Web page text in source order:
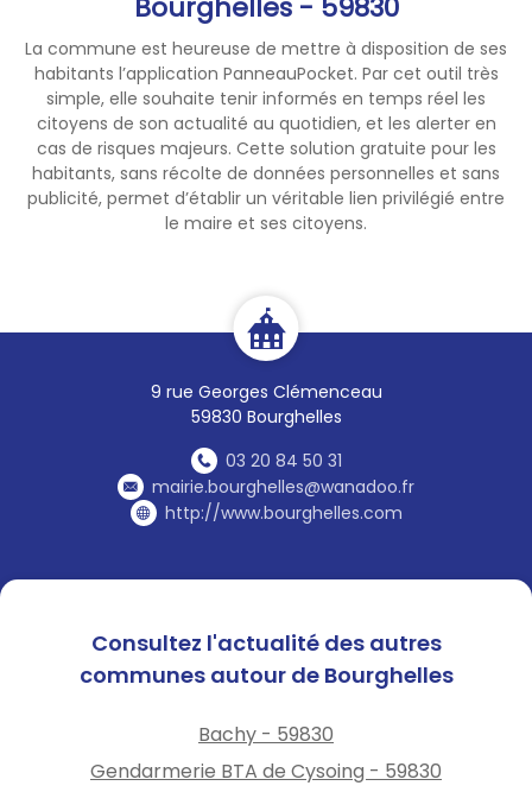
La commune est heureuse de mettre à disposition de ses
habitants l’application PanneauPocket. Par cet outil très
simple, elle souhaite tenir informés en temps réel les
citoyens de son actualité au quotidien, et les alerter en
cas de risques majeurs. Cette solution gratuite pour les
habitants, sans récolte de données personnelles et sans
publicité, permet d’établir un véritable lien privilégié entre
le maire et ses citoyens.
9 rue Georges Clémenceau
59830 Bourghelles
03 20 84 50 31
mairie.bourghelles@wanadoo.fr
http://www.bourghelles.com
articles L.324-4 et
D.324-15duCode du
tourisme
Si vous n'avez pas encore
effectué cette démarche,
nous vous invitons à
régulariser votre situation
auprès de la mairie.
obtenir les formulaires,
n'hésitez pas à nous
contacter.
Consultez l'actualité des autres
communes autour de Bourghelles
Bachy - 59830
Gendarmerie BTA de Cysoing - 59830